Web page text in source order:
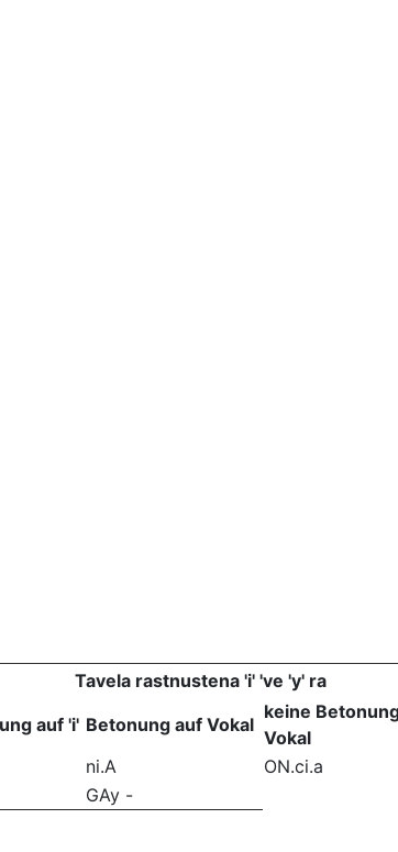
Tavela rastnustena 'i' 've 'y' ra
auf 'i' Betonung auf Vokal
keine
Vokal
ni.A
ON.ci.a
GAy -